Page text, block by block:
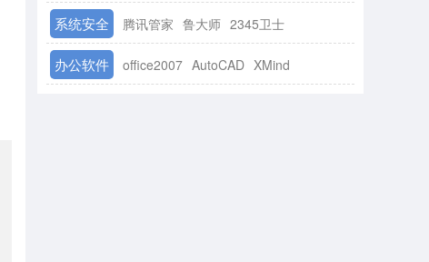
系统安全 腾讯管家 鲁大师 2345卫士
办公软件 office2007 AutoCAD XMind